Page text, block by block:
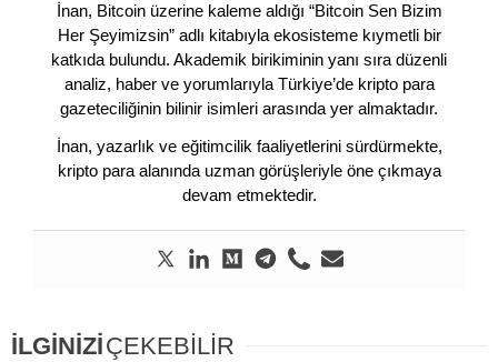
İnan, Bitcoin üzerine kaleme aldığı “Bitcoin Sen Bizim
Her Şeyimizsin” adlı kitabıyla ekosisteme kıymetli bir
katkıda bulundu. Akademik birikiminin yanı sıra düzenli
analiz, haber ve yorumlarıyla Türkiye’de kripto para
gazeteciliğinin bilinir isimleri arasında yer almaktadır.
İnan, yazarlık ve eğitimcilik faaliyetlerini sürdürmekte,
kripto para alanında uzman görüşleriyle öne çıkmaya
devam etmektedir.
İLGİNİZİÇEKEBİLİR